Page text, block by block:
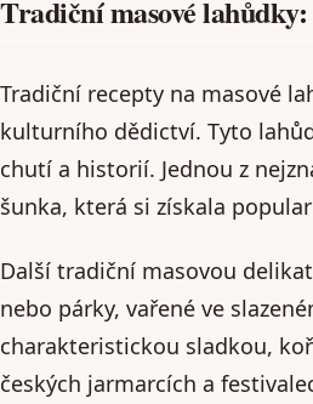
Tradiční masové
Tradiční recepty na masové
kulturního dědictví. Tyto
chutí a historií. Jednou z
šunka, která si získala
Další tradiční masovou
nebo párky, vařené ve
charakteristickou sladkou,
českých jarmarcích a